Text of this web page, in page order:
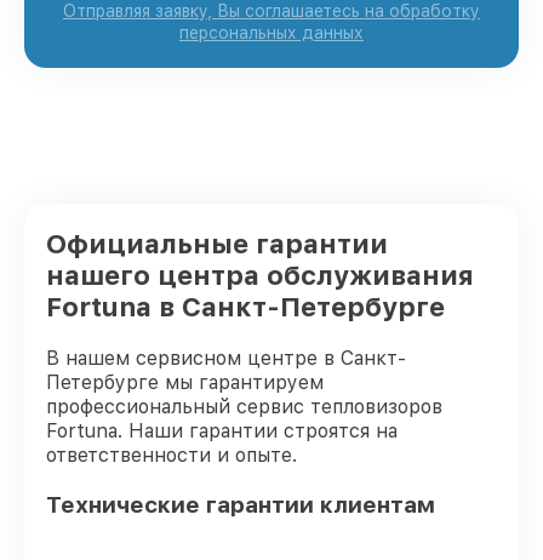
Отправляя заявку, Вы соглашаетесь на обработку
персональных данных
Официальные гарантии
нашего центра обслуживания
Fortuna в Санкт-Петербурге
В нашем сервисном центре в Санкт-
Петербурге мы гарантируем
профессиональный сервис тепловизоров
Fortuna. Наши гарантии строятся на
ответственности и опыте.
Технические гарантии клиентам